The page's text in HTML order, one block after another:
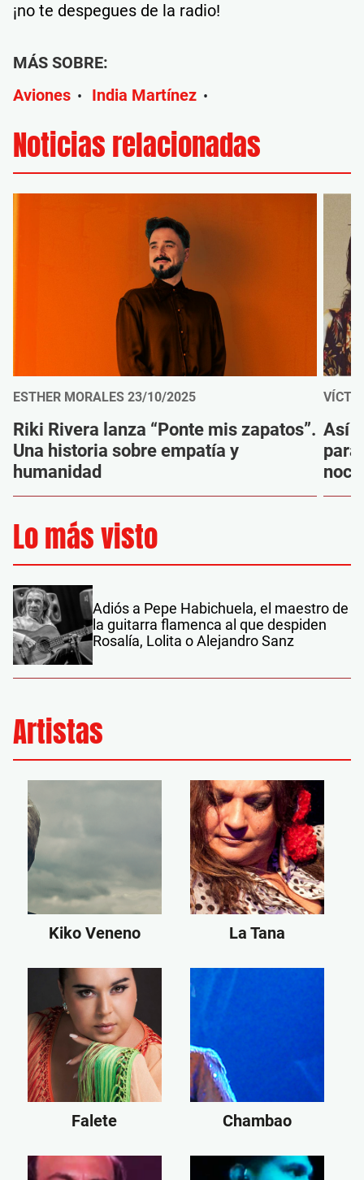
¡no te despegues de la radio!
MÁS SOBRE:
Aviones • India Martínez •
Noticias relacionadas
ESTHER MORALES 23/10/2025
Riki Rivera lanza “Ponte mis zapatos”.
Una historia sobre empatía y
humanidad
Así
para
Lo más visto
Adiós a Pepe Habichuela, el maestro de
la guitarra flamenca al que despiden
Rosalía, Lolita o Alejandro Sanz
Artistas
Kiko Veneno La Tana
Falete Chambao